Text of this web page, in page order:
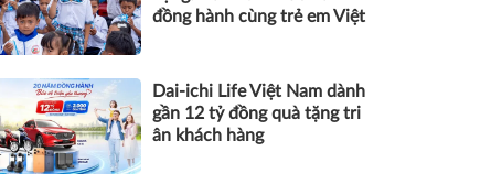
đồng hành cùng trẻ em Việt
Dai-ichi Life Việt Nam dành
gần 12 tỷ đồng quà tặng tri
ân khách hàng